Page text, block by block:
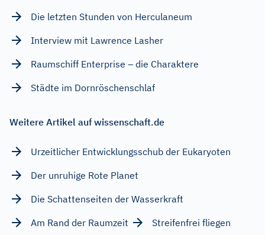
Die letzten Stunden von Herculaneum
Interview mit Lawrence Lasher
Raumschiff Enterprise – die Charaktere
Städte im Dornröschenschlaf
Weitere Artikel auf wissenschaft.de
Urzeitlicher Entwicklungsschub der Eukaryoten
Der unruhige Rote Planet
Die Schattenseiten der Wasserkraft
Am Rand der Raumzeit
Streifenfrei fliegen